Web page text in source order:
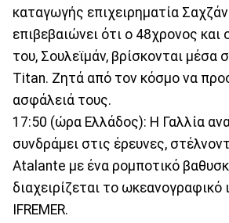
καταγωγής επιχειρηματία
επιβεβαιώνει ότι ο 48χρονος και
του, Σουλεϊμάν, βρίσκονται μέσα
Titan. Ζητά από τον κόσμο να
ασφάλειά τους.
17:50 (ώρα Ελλάδος): Η Γαλλία
συνδράμει στις έρευνες,
Atalante με ένα ρομποτικό
διαχειρίζεται το ωκεανογραφικό
IFREMER.